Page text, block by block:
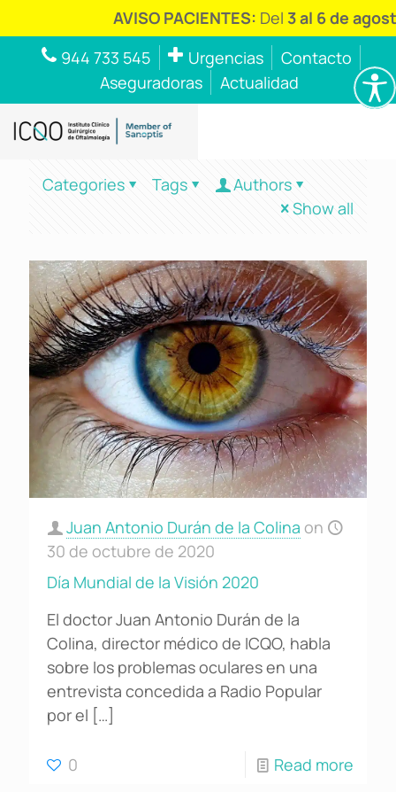
AVISO PACIENTES:Del3 al 6 de
944 733 545
Urgencias
Contacto
Aseguradoras
Actualidad
Categories Tags
Authors
Show all
Juan Antonio Durán de la Colina on
30 de octubre de 2020
Día Mundial de la Visión 2020
El doctor Juan Antonio Durán de la
Colina, director médico de ICQO, habla
sobre los problemas oculares en una
entrevista concedida a Radio Popular
por el […]
0 Read more